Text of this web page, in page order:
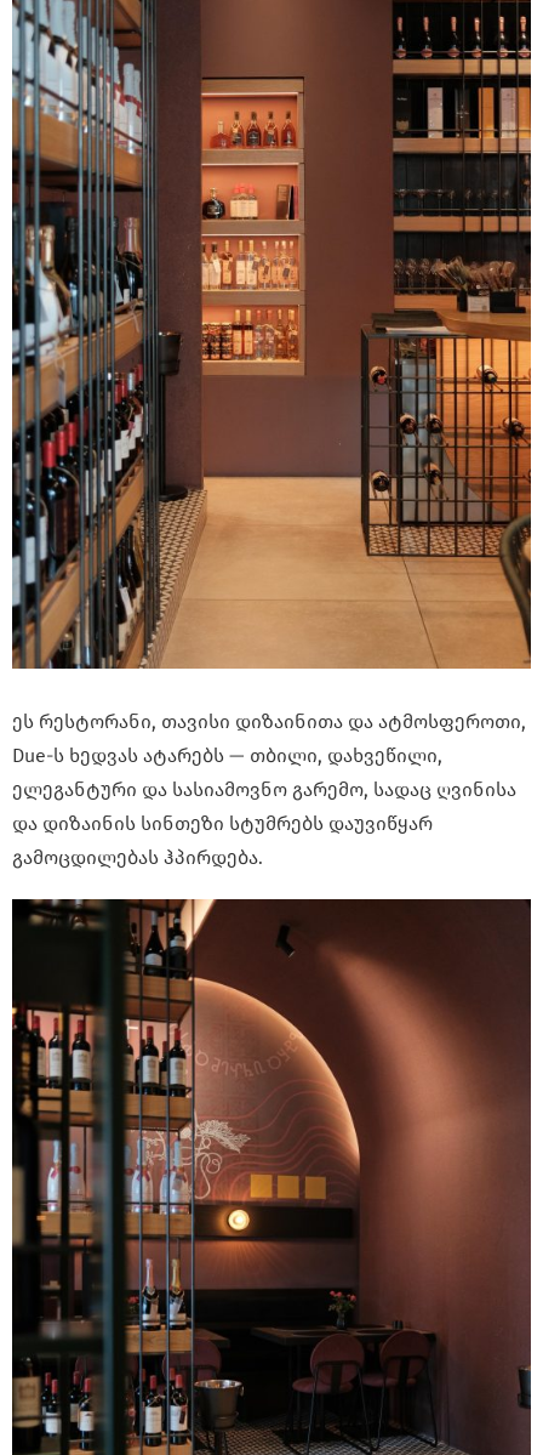
ეს რესტორანი, თავისი დიზაინითა და ატმოსფეროთი,
Due-ს ხედვას ატარებს — თბილი, დახვეწილი,
ელეგანტური და სასიამოვნო გარემო, სადაც ღვინისა
და დიზაინის სინთეზი სტუმრებს დაუვიწყარ
გამოცდილებას ჰპირდება.